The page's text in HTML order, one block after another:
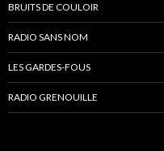
BRUITS DE COULOIR
RADIO SANS NOM
LES GARDES-FOUS
RADIO GRENOUILLE